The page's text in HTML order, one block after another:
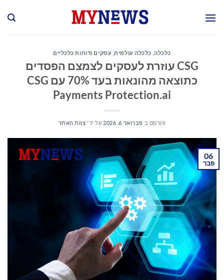
כלכלה, כלכלה עולמית, עסקים ודוחות כלכליים
CSG עוזרת לעסקים לצמצם הפסדים
כתוצאה מהונאות בעד 70% עם CSG
Payments Protection.ai
פורסם ב פברואר 6, 2026 על ידי צוות האתר
06
פבר